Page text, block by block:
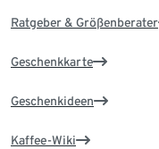
Ratgeber & Größenberater
Geschenkkarte
Geschenkideen
Kaffee-Wiki